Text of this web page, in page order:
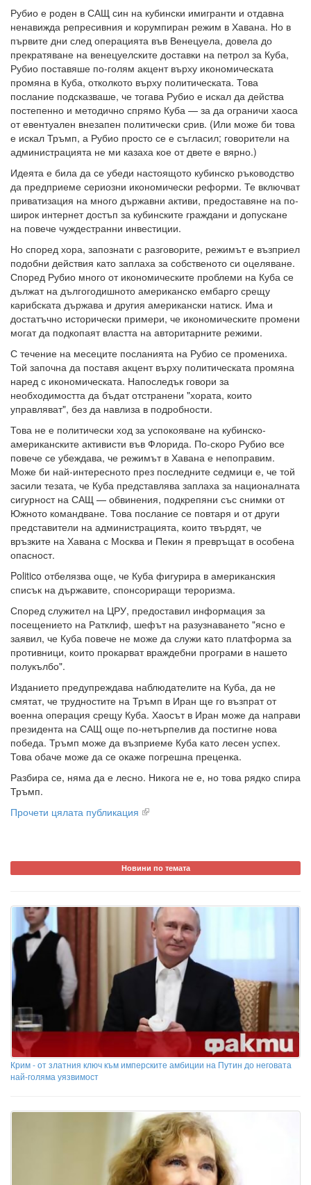
Рубио е роден в САЩ син на кубински имигранти и отдавна
ненавижда репресивния и корумпиран режим в Хавана. Но в
първите дни след операцията във Венецуела, довела до
прекратяване на венецуелските доставки на петрол за Куба,
Рубио поставяше по-голям акцент върху икономическата
промяна в Куба, отколкото върху политическата. Това
послание подсказваше, че тогава Рубио е искал да действа
постепенно и методично спрямо Куба — за да ограничи хаоса
от евентуален внезапен политически срив. (Или може би това
е искал Тръмп, а Рубио просто се е съгласил; говорители на
администрацията не ми казаха кое от двете е вярно.)
Идеята е била да се убеди настоящото кубинско ръководство
да предприеме сериозни икономически реформи. Те включват
приватизация на много държавни активи, предоставяне на по-
широк интернет достъп за кубинските граждани и допускане
на повече чуждестранни инвестиции.
Но според хора, запознати с разговорите, режимът е възприел
подобни действия като заплаха за собственото си оцеляване.
Според Рубио много от икономическите проблеми на Куба се
дължат на дългогодишното американско ембарго срещу
карибската държава и другия американски натиск. Има и
достатъчно исторически примери, че икономическите промени
могат да подкопаят властта на авторитарните режими.
С течение на месеците посланията на Рубио се промениха.
Той започна да поставя акцент върху политическата промяна
наред с икономическата. Напоследък говори за
необходимостта да бъдат отстранени "хората, които
управляват", без да навлиза в подробности.
Това не е политически ход за успокояване на кубинско-
американските активисти във Флорида. По-скоро Рубио все
повече се убеждава, че режимът в Хавана е непоправим.
Може би най-интересното през последните седмици е, че той
засили тезата, че Куба представлява заплаха за националната
сигурност на САЩ — обвинения, подкрепяни със снимки от
Южното командване. Това послание се повтаря и от други
представители на администрацията, които твърдят, че
връзките на Хавана с Москва и Пекин я превръщат в особена
опасност.
Politico отбелязва още, че Куба фигурира в американския
списък на държавите, спонсориращи тероризма.
Според служител на ЦРУ, предоставил информация за
посещението на Ратклиф, шефът на разузнаването "ясно е
заявил, че Куба повече не може да служи като платформа за
противници, които прокарват враждебни програми в нашето
полукълбо".
Изданието предупреждава наблюдателите на Куба, да не
смятат, че трудностите на Тръмп в Иран ще го възпрат от
военна операция срещу Куба. Хаосът в Иран може да направи
президента на САЩ още по-нетърпелив да постигне нова
победа. Тръмп може да възприеме Куба като лесен успех.
Това обаче може да се окаже погрешна преценка.
Разбира се, няма да е лесно. Никога не е, но това рядко спира
Тръмп.
Прочети цялата публикация
Новини по темата
Крим - от златния ключ към имперските амбиции на Путин до неговата
най-голяма уязвимост